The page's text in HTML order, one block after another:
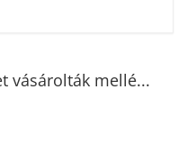
vásárolták mellé...